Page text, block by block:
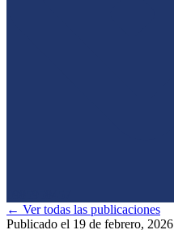
← Ver todas las publicaciones
Publicado el 19 de febrero, 2026